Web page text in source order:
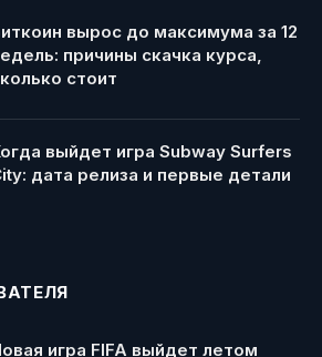
вырос до максимума за 12
причины скачка курса,
стоит
выйдет игра Subway Surfers
дата релиза и первые детали
игра FIFA выйдет летом